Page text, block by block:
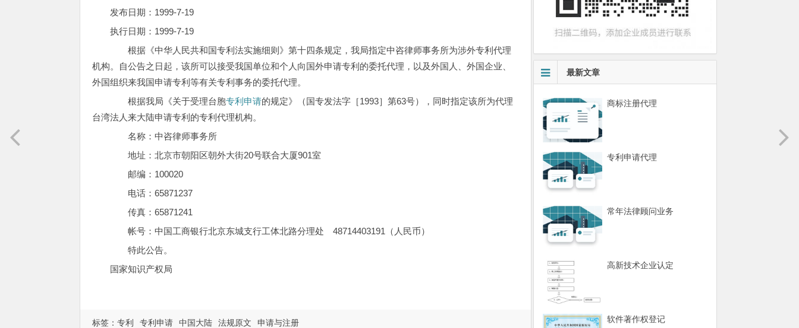
发布日期：1999-7-19
执行日期：1999-7-19
根据《中华人民共和国专利法实施细则》第十四条规定，我局指定中咨律师事务所为涉外专利代理
机构。自公告之日起，该所可以接受我国单位和个人向国外申请专利的委托代理，以及外国人、外国企业、
外国组织来我国申请专利等有关专利事务的委托代理。
根据我局《关于受理台胞专利申请的规定》（国专发法字［1993］第63号），同时指定该所为代理
台湾法人来大陆申请专利的专利代理机构。
名称：中咨律师事务所
地址：北京市朝阳区朝外大街20号联合大厦901室
邮编：100020
电话：65871237
传真：65871241
帐号：中国工商银行北京东城支行工体北路分理处 48714403191（人民币）
特此公告。
国家知识产权局
标签：专利 专利申请 中国大陆 法规原文 申请与注册
最新文章
商标注册代理
专利申请代理
常年法律顾问业务
高新技术企业认定
软件著作权登记